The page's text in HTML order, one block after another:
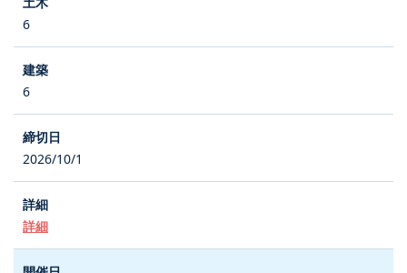
6
6
2026/10/1
詳細